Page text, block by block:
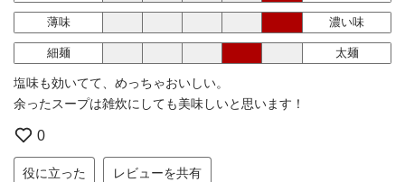
薄味 濃い味
細麺 太麺
塩味も効いてて、めっちゃおいしい。
余ったスープは雑炊にしても美味しいと思います！
0
役に立った レビューを共有